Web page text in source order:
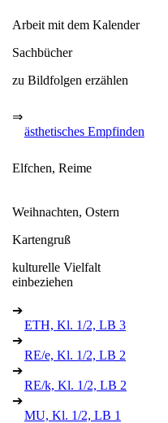
Arbeit mit dem Kalender
Sachbücher
zu Bildfolgen erzählen
⇒
ästhetisches Empfinden
Elfchen, Reime
Weihnachten, Ostern
Kartengruß
kulturelle Vielfalt
einbeziehen
➔
ETH, Kl. 1/2, LB 3
➔
RE/e, Kl. 1/2, LB 2
➔
RE/k, Kl. 1/2, LB 2
➔
MU, Kl. 1/2, LB 1